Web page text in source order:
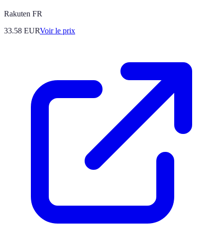
Rakuten FR
33.58 EURVoir le prix